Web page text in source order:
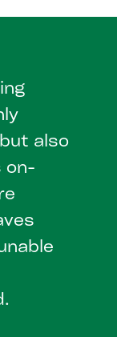
also
on-